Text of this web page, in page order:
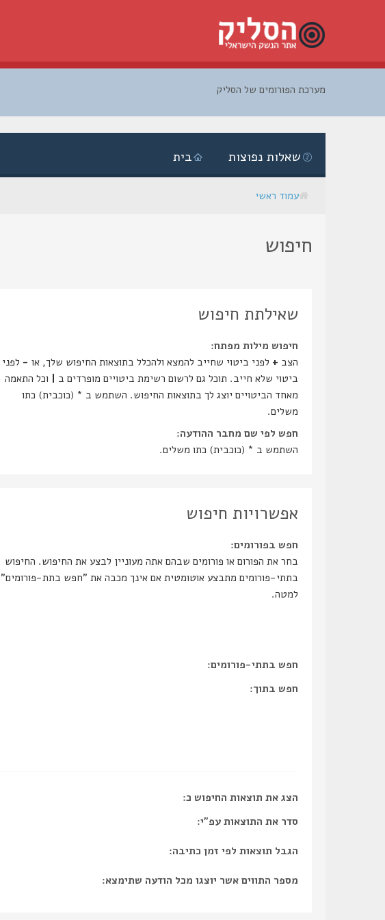
מערכת הפורומים של הסליק
בית שאלות נפוצות
עמוד ראשי
חיפוש
שאילתת חיפוש
חיפוש מילות מפתח:
הצב + לפני ביטוי שחייב להמצא ולהכלל בתוצאות החיפוש שלך, או - לפני
ביטוי שלא חייב. תוכל גם לרשום רשימת ביטויים מופרדים ב | וכל התאמה
מאחד הביטויים יוצג לך בתוצאות החיפוש. השתמש ב * (כוכבית) כתו
משלים.
חפש לפי שם מחבר ההודעה:
השתמש ב * (כוכבית) כתו משלים.
אפשרויות חיפוש
חפש בפורומים:
בחר את הפורום או פורומים שבהם אתה מעוניין לבצע את החיפוש. החיפוש
בתתי-פורומים מתבצע אוטומטית אם אינך מכבה את "חפש בתת-פורומים"
למטה.
חפש בתתי-פורומים:
חפש בתוך:
הצג את תוצאות החיפוש כ:
סדר את התוצאות עפ"י:
הגבל תוצאות לפי זמן כתיבה:
מספר התווים אשר יוצגו מכל הודעה שתימצא: